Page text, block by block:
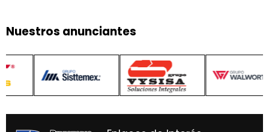
Nuestros anunciantes